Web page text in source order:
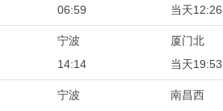
06:59 当天12:26
宁波
厦门北
14:14 当天19:53
宁波
南昌西